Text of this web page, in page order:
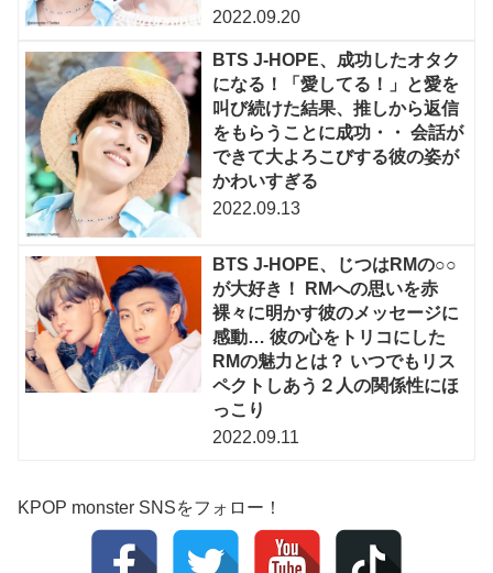
2022.09.20
BTS J-HOPE、成功したオタク
になる！「愛してる！」と愛を
叫び続けた結果、推しから返信
をもらうことに成功・・ 会話が
できて大よろこびする彼の姿が
かわいすぎる
2022.09.13
BTS J-HOPE、じつはRMの○○
が大好き！ RMへの思いを赤
裸々に明かす彼のメッセージに
感動… 彼の心をトリコにした
RMの魅力とは？ いつでもリス
ペクトしあう２人の関係性にほ
っこり
2022.09.11
KPOP monster SNSをフォロー！